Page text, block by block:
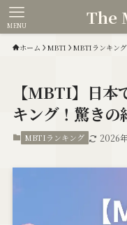
The
MENU
ホーム MBTI MBTIランキング
【MBTI】日本
キング！驚きの
MBTIランキング 2026